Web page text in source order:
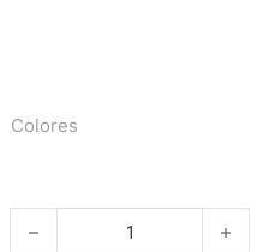
Colores
PACK 5 TORNILLOS DE